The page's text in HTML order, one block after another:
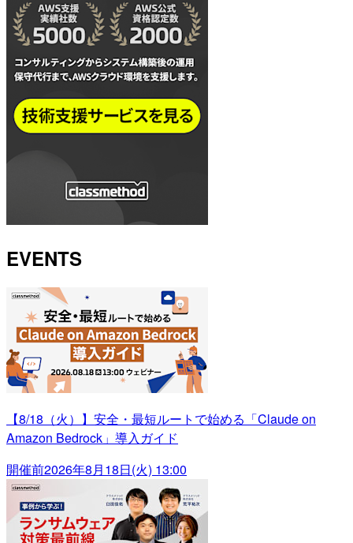
EVENTS
【8/18（火）】安全・最短ルートで始める「Claude on
Amazon Bedrock」導入ガイド
開催前2026年8月18日(火) 13:00